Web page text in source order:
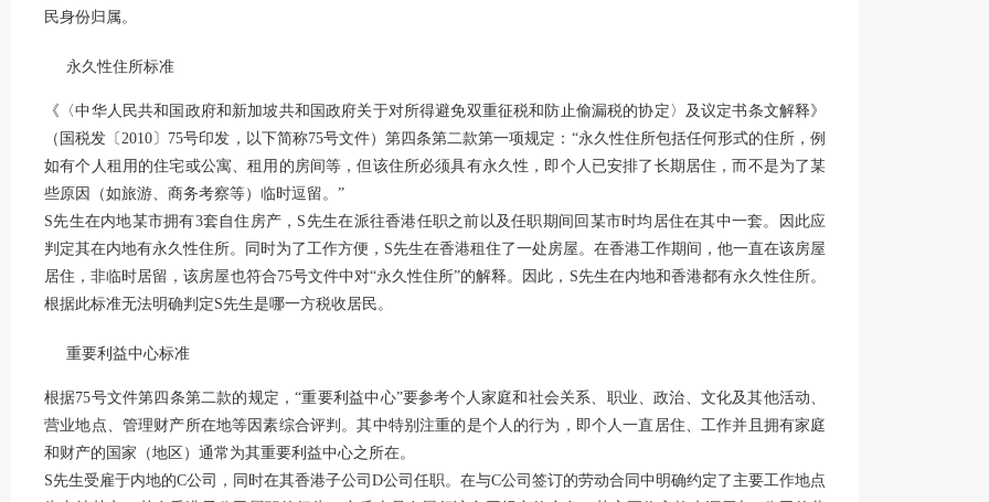
民身份归属。
永久性住所标准
《〈中华人民共和国政府和新加坡共和国政府关于对所得避免双重征税和防止偷漏税的协定〉及议定书条文解释》
（国税发〔2010〕75号印发，以下简称75号文件）第四条第二款第一项规定：“永久性住所包括任何形式的住所，例
如有个人租用的住宅或公寓、租用的房间等，但该住所必须具有永久性，即个人已安排了长期居住，而不是为了某
些原因（如旅游、商务考察等）临时逗留。”
S先生在内地某市拥有3套自住房产，S先生在派往香港任职之前以及任职期间回某市时均居住在其中一套。因此应
判定其在内地有永久性住所。同时为了工作方便，S先生在香港租住了一处房屋。在香港工作期间，他一直在该房屋
居住，非临时居留，该房屋也符合75号文件中对“永久性住所”的解释。因此，S先生在内地和香港都有永久性住所。
根据此标准无法明确判定S先生是哪一方税收居民。
重要利益中心标准
根据75号文件第四条第二款的规定，“重要利益中心”要参考个人家庭和社会关系、职业、政治、文化及其他活动、
营业地点、管理财产所在地等因素综合评判。其中特别注重的是个人的行为，即个人一直居住、工作并且拥有家庭
和财产的国家（地区）通常为其重要利益中心之所在。
S先生受雇于内地的C公司，同时在其香港子公司D公司任职。在与C公司签订的劳动合同中明确约定了主要工作地点